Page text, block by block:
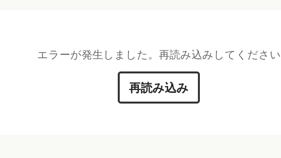
エラーが発生しました。再読み込みしてください
再読み込み